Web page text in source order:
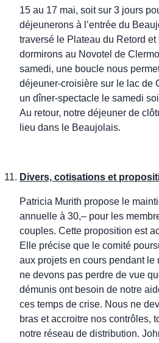
15 au 17 mai, soit sur 3 jours
déjeunerons à l’entrée du
traversé le Plateau du Retord
dormirons au Novotel de
samedi, une boucle nous
déjeuner-croisière sur le lac de
un dîner-spectacle le samedi
Au retour, notre déjeuner de
lieu dans le Beaujolais.
Divers, cotisations et
Patricia Murith propose le
annuelle à 30,– pour les
couples. Cette proposition est
Elle précise que le comité
aux projets en cours pendant
ne devons pas perdre de vue
démunis ont besoin de notre
ces temps de crise. Nous ne
bras et accroitre nos contrôles,
notre réseau de distribution.